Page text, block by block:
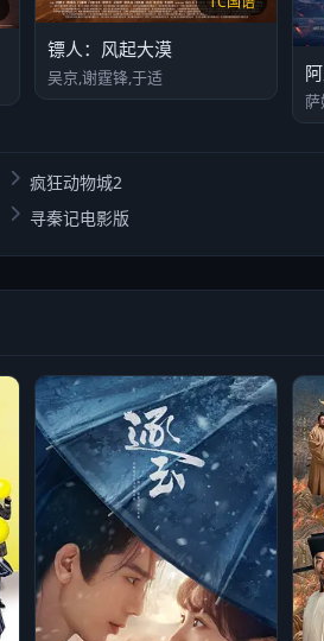
镖人：风起大漠
吴京,谢霆锋,于适
萨
疯狂动物城2
寻秦记电影版